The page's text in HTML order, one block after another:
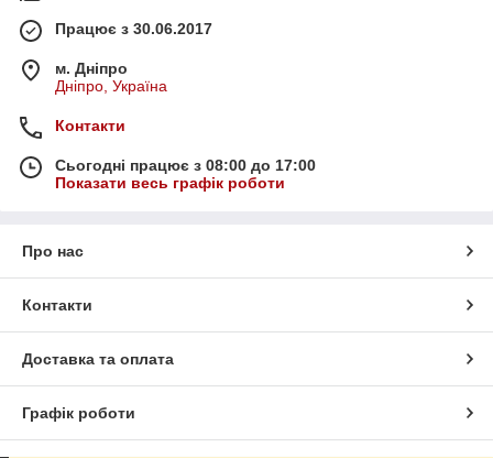
Працює з 30.06.2017
м. Дніпро
Дніпро, Україна
Контакти
Сьогодні працює з 08:00 до 17:00
Показати весь графік роботи
Про нас
Контакти
Доставка та оплата
Графік роботи